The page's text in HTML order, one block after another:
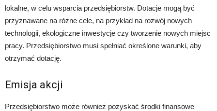
lokalne, w celu wsparcia przedsiębiorstw. Dotacje mogą być
przyznawane na różne cele, na przykład na rozwój nowych
technologii, ekologiczne inwestycje czy tworzenie nowych miejsc
pracy. Przedsiębiorstwo musi spełniać określone warunki, aby
otrzymać dotację.
Emisja akcji
Przedsiębiorstwo może również pozyskać środki finansowe